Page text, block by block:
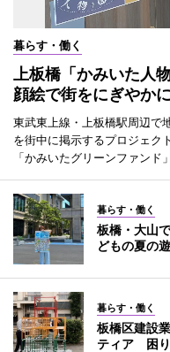
暮らす・働く
上板橋「かみいた
顔絵で街をにぎやかに
東武東上線・上板橋駅周辺で
を街中に掲示するプロジェク
「かみいたグリーンファンド
暮らす・働く
板橋・大山
どもの夏の
暮らす・働く
板橋区建設
ティア 困